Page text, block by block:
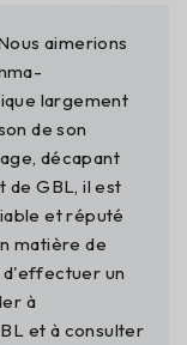
aimerions
largement
de son
décapant
de GBL, il est
et réputé
matière de
d'effectuer un
à
et à consulter